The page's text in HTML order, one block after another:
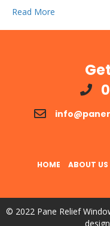
Read More
HOME ABOUT US
© 2022 Pane Relief